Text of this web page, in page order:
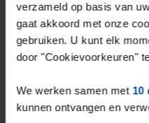
verzameld op basis van
gaat akkoord met onze
gebruiken. U kunt elk
door "Cookievoorkeuren"
We werken samen met 10
kunnen ontvangen en
⚡️ Deze woning is
Reageer binnen 15
Rent.nl ben je altijd als